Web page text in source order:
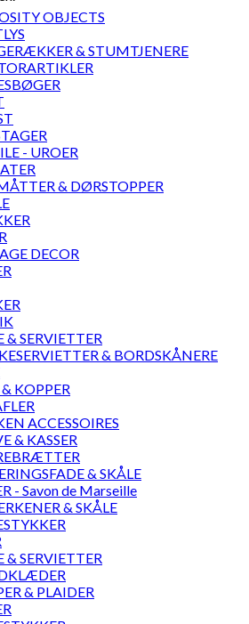
OBJECTS
& STUMTJENERE
- UROER
& DØRSTOPPER
DECOR
& SERVIETTER
& BORDSKÅNERE
KOPPER
ACCESSOIRES
& KASSER
& SKÅLE
- Savon de Marseille
& SKÅLE
& SERVIETTER
& PLAIDER